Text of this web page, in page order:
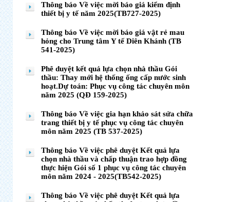
Thông báo Về việc mời báo giá kiểm định
thiết bị y tế năm 2025(TB727-2025)
Thông báo Về việc mời báo giá vật rẻ mau
hỏng cho Trung tâm Y tế Diên Khánh (TB
541-2025)
Phê duyệt kết quả lựa chọn nhà thầu Gói
thầu: Thay mới hệ thống ống cấp nước sinh
hoạt.Dự toán: Phục vụ công tác chuyên môn
năm 2025 (QĐ 159-2025)
Thông báo Về việc gia hạn khảo sát sửa chữa
trang thiết bị y tế phục vụ công tác chuyên
môn năm 2025 (TB 537-2025)
Thông báo Về việc phê duyệt Kết quả lựa
chọn nhà thầu và chấp thuận trao hợp đồng
thực hiện Gói số 1 phục vụ công tác chuyên
môn năm 2024 - 2025(TB542-2025)
Thông báo Về việc phê duyệt Kết quả lựa